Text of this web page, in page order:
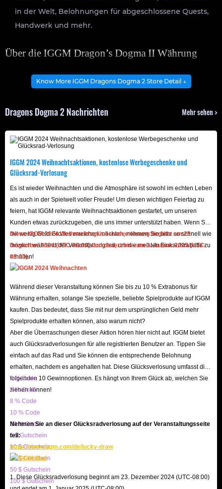
in der Welt, Belohnungen für abgeschlossene Quests,
Handwerk und mehr.
Über die IGGM Dragon’s Dogma II Währung
Dragon Dogma 2 bietet vier Hauptwährungen: Gold zum
Kauf allgemeiner Ausrüstung, Wyrmslife-Kristalle zum Kauf
Gegenstände, Disziplinpunkte zum Kauf und zur
Verbesserung von Fähigkeiten und Riftkristalle zum
Anheuern und Verbessern von Vasallen-Verbündeten.
Angesichts der Bedeutung von Vasallen in unserem
Abenteuer sind Risskristalle die häufigste Währung in
Dragon's Dogma 2.
Wie verwendet man Risskristalle?
Risskristalle, auch bekannt als RC, werden fast
ausschließlich für Vasallenzwecke verwendet. Sie sind die
Hauptwährung, mit der das grundlegende
Erscheinungsbild von Arisen und seinen Hauptvasallen
verändert wird. Die Kosten für RC sind direkt proportional
zum relativen Level. Das heißt, je näher das Level deiner
Vasallen-Verbündeten deinem ist, desto niedriger sind
ihre Anheuerungskosten. Manchmal ist die Anheuerung
eines Vasallen gleichen oder niedrigeren Levels sogar
Wie verdient man mehr Risskristalle?
In Dragon's Dogma II gibt es mehrere Möglichkeiten,
Risskristalle zu verdienen. Hier sind einige effektive
Farming-Methoden, die du in Betracht ziehen kannst:
Deinen Hauptvasallen teilen: Du kannst Risskristalle
verdienen, indem du andere Spieler dazu bringst,
deinen Hauptvasallen anzuheuern. Wenn du deinen
Vasallen regelmäßig mit der besten Ausrüstung und
den besten Fähigkeiten ausstattest, werden andere
Arisen deinen Hauptvasallen anheuern, und du
Know More IGGM Dragons Dogma 2 Store Detail ↓
Dragons Dogma 2 Nachrichten Mehr sehen >
IGGM 2024 Weihnachtsaktionen, kostenlose Werbegeschenke und
Glücksrad-Verlosung
Es ist wieder Weihnachten und die Atmosphäre ist sowohl im echten Leben
als auch in der Spielwelt voller Freude! Um diesen wichtigen Feiertag zu
feiern, hat IGGM relevante Weihnachtsaktionen gestartet, um unseren
Kunden etwas zurückzugeben, die uns immer unterstützt haben. Wenn Sie
mit wenig Geld Großes erreichen möchten, nehmen Sie bitte so schnell wie
möglich während der Veranstaltung teil, um die meisten Einkaufsrabatte zu
erhalten!
Diese IGGM 2024 Weihnachtsglücksradverlosung beginnt am 23.
Dezember 2024 (UTC-08:00) und dauert bis zum 1. Januar 2025 (UTC-
08:00).
Während dieser Veranstaltung können Sie bis zu 10 % Extrabonus für
Währung erhalten, solange Sie spezielle, beliebte Spielprodukte auf IGGM
kaufen. Das bedeutet, dass Sie mit nur dem ursprünglichen Geld mehr
Spielprodukte erhalten können, also warum nicht?
Aber die Überraschungen dieser Aktion hören hier nicht auf. IGGM bietet
auch Glücksradverlosungen für alle registrierten Benutzer an. Tippen Sie
einfach auf das Rad und Sie können die entsprechende Belohnung
erhalten, nachdem es angehalten hat. Diese Glücksverlosung umfasst die
folgenden 10 Gewinnoptionen. Es hängt von Ihrem Glück ab, welchen Sie
ziehen können!
3 % Code
5 % Code
8 % Code
10 % Code
20 % Code
5 $ Gutschein
10 $ Gutschein
20 $ Gutschein
50 $ Gutschein
100 $ Gutschein
Nehmen Sie an dieser Glücksradverlosung auf der Veranstaltungsseite
teil:
https://www.iggm.com/de/lucky-draw
1. Diese Glücksradverlosung beginnt am 23. Dezember 2024 (UTC-08:00)